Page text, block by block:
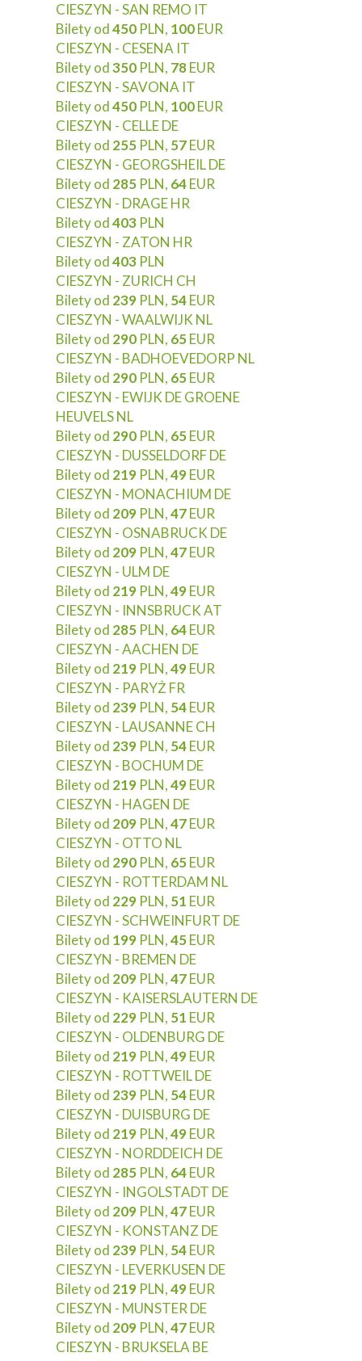
CIESZYN - SAN REMO IT
Bilety od450 PLN, 100EUR
CIESZYN - CESENA IT
Bilety od350 PLN, 78EUR
CIESZYN - SAVONA IT
Bilety od450 PLN, 100EUR
CIESZYN - CELLE DE
Bilety od 255 PLN, 57EUR
CIESZYN - GEORGSHEIL DE
Bilety od 285 PLN, 64EUR
CIESZYN - DRAGE HR
Bilety od403 PLN
CIESZYN - ZATON HR
Bilety od403 PLN
CIESZYN - ZURICH CH
Bilety od 239 PLN, 54EUR
CIESZYN - WAALWIJK NL
Bilety od 290 PLN, 65EUR
CIESZYN - BADHOEVEDORP NL
Bilety od 290 PLN, 65EUR
CIESZYN - EWIJK DE GROENE
HEUVELS NL
Bilety od 290 PLN, 65EUR
CIESZYN - DUSSELDORF DE
Bilety od 219 PLN,49EUR
CIESZYN - MONACHIUM DE
Bilety od 209 PLN,47EUR
CIESZYN - OSNABRUCK DE
Bilety od 209 PLN,47EUR
CIESZYN - ULM DE
Bilety od 219 PLN,49EUR
CIESZYN - INNSBRUCK AT
Bilety od 285 PLN, 64EUR
CIESZYN - AACHEN DE
Bilety od 219 PLN,49EUR
CIESZYN - PARYŻ FR
Bilety od 239 PLN, 54EUR
CIESZYN - LAUSANNE CH
Bilety od 239 PLN, 54EUR
CIESZYN - BOCHUM DE
Bilety od 219 PLN,49EUR
CIESZYN - HAGEN DE
Bilety od 209 PLN,47EUR
CIESZYN - OTTO NL
Bilety od 290 PLN, 65EUR
CIESZYN - ROTTERDAM NL
Bilety od 229 PLN, 51 EUR
CIESZYN - SCHWEINFURT DE
Bilety od 199 PLN,45EUR
CIESZYN - BREMEN DE
Bilety od 209 PLN,47EUR
CIESZYN - KAISERSLAUTERN DE
Bilety od 229 PLN, 51 EUR
CIESZYN - OLDENBURG DE
Bilety od 219 PLN,49EUR
CIESZYN - ROTTWEIL DE
Bilety od 239 PLN, 54EUR
CIESZYN - DUISBURG DE
Bilety od 219 PLN,49EUR
CIESZYN - NORDDEICH DE
Bilety od 285 PLN, 64EUR
CIESZYN - INGOLSTADT DE
Bilety od 209 PLN,47EUR
CIESZYN - KONSTANZ DE
Bilety od 239 PLN, 54EUR
CIESZYN - LEVERKUSEN DE
Bilety od 219 PLN,49EUR
CIESZYN - MUNSTER DE
Bilety od 209 PLN,47EUR
CIESZYN - BRUKSELA BE